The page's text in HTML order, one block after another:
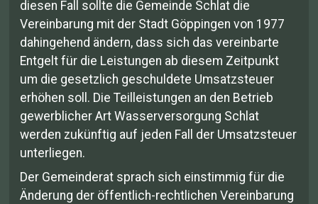
diesen Fall sollte die Gemeinde Schlat die
Vereinbarung mit der Stadt Göppingen von 1977
dahingehend ändern, dass sich das vereinbarte
Entgelt für die Leistungen ab diesem Zeitpunkt
um die gesetzlich geschuldete Umsatzsteuer
erhöhen soll. Die Teilleistungen an den Betrieb
gewerblicher Art Wasserversorgung Schlat
werden zukünftig auf jeden Fall der Umsatzsteuer
unterliegen.
Der Gemeinderat sprach sich einstimmig für die
Änderung der öffentlich-rechtlichen Vereinbarung